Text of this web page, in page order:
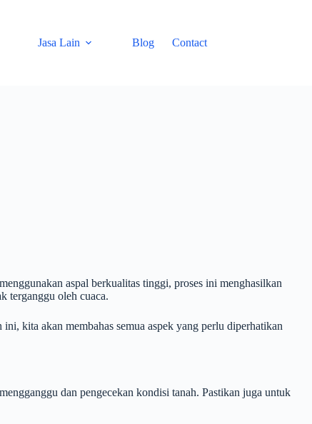
Jasa Lain Blog Contact
aspal berkualitas tinggi, proses ini menghasilkan
terganggu oleh cuaca.
kita akan membahas semua aspek yang perlu diperhatikan
dan pengecekan kondisi tanah. Pastikan juga untuk